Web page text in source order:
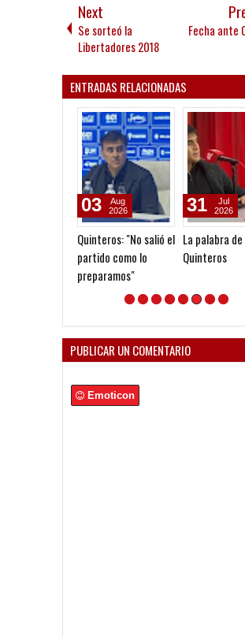
Next
Se sorteó la
Libertadores 2018
Fecha ante
ENTRADAS RELACIONADAS
Quinteros: "No salió el
partido como lo
preparamos"
03
Aug
2026
La palabra de
Quinteros
31
Jul
2026
PUBLICAR UN COMENTARIO
Emoticon